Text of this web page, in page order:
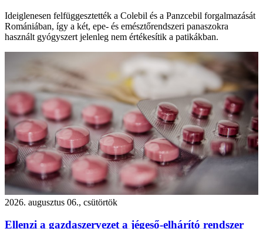
Ideiglenesen felfüggesztették a Colebil és a Panzcebil forgalmazását
Romániában, így a két, epe- és emésztőrendszeri panaszokra
használt gyógyszert jelenleg nem értékesítik a patikákban.
2026. augusztus 06., csütörtök
Ellenzi a gazdaszervezet a jégeső-elhárító rendszer